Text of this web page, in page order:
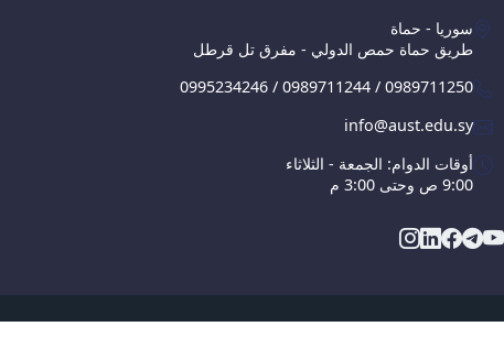
سوريا - حماة
طريق حماة حمص الدولي - مفرق تل قرطل
0995234246 / 0989711244 / 0989711250
info@aust.edu.sy
أوقات الدوام: الجمعة - الثلاثاء
9:00 ص وحتى 3:00 م